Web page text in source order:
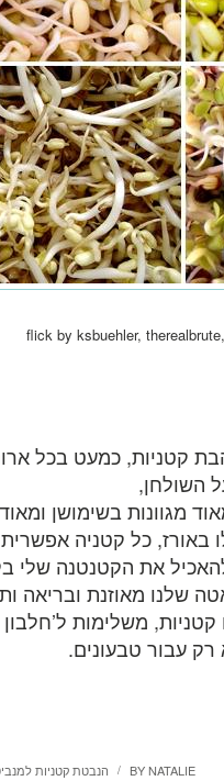
קטניות, כמעט בכל
השולחן,
מגוונות בשימושן
באורז, כל קטניה
את הקטנטנה שלי
שלנו מאוזנת ובריאה
משלימות
עבור טבעונים.
הנבטת קטניות / BYNATALIE